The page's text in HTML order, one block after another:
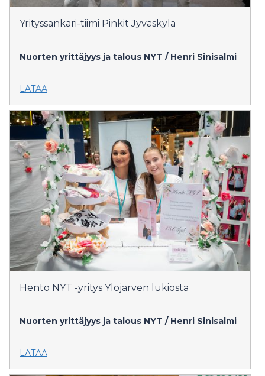
Yrityssankari-tiimi Pinkit Jyväskylä
Nuorten yrittäjyys ja talous NYT / Henri Sinisalmi
LATAA
Hento NYT -yritys Ylöjärven lukiosta
Nuorten yrittäjyys ja talous NYT / Henri Sinisalmi
LATAA